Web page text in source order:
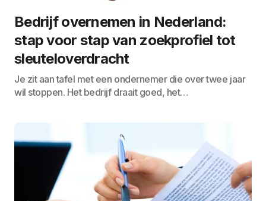
Bedrijf overnemen in Nederland:
stap voor stap van zoekprofiel tot
sleuteloverdracht
Je zit aan tafel met een ondernemer die over twee jaar
wil stoppen. Het bedrijf draait goed, het…